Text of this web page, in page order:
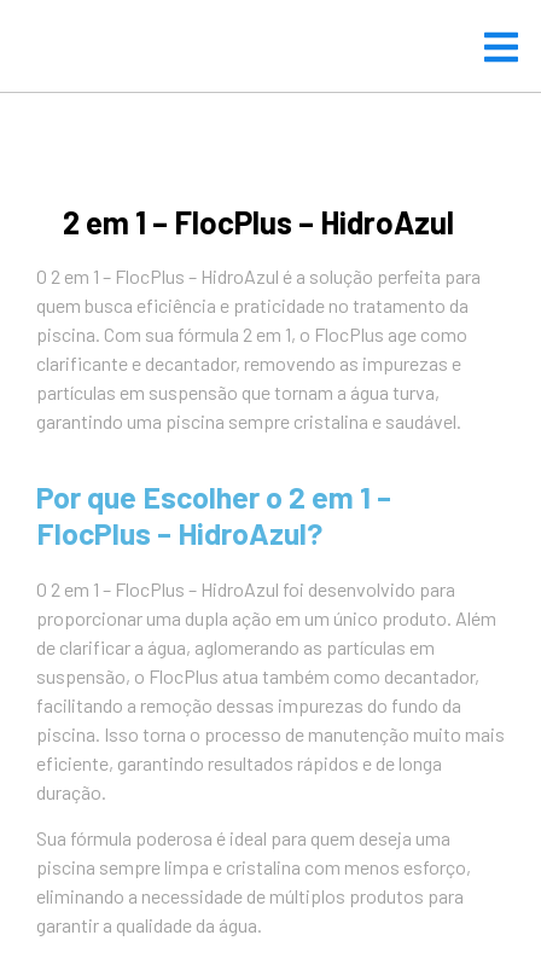
2 em 1 – FlocPlus – HidroAzul
O 2 em 1 – FlocPlus – HidroAzul é a solução perfeita para
quem busca eficiência e praticidade no tratamento da
piscina. Com sua fórmula 2 em 1, o FlocPlus age como
clarificante e decantador, removendo as impurezas e
partículas em suspensão que tornam a água turva,
garantindo uma piscina sempre cristalina e saudável.
Por que Escolher o 2 em 1 –
FlocPlus – HidroAzul?
O 2 em 1 – FlocPlus – HidroAzul foi desenvolvido para
proporcionar uma dupla ação em um único produto. Além
de clarificar a água, aglomerando as partículas em
suspensão, o FlocPlus atua também como decantador,
facilitando a remoção dessas impurezas do fundo da
piscina. Isso torna o processo de manutenção muito mais
eficiente, garantindo resultados rápidos e de longa
duração.
Sua fórmula poderosa é ideal para quem deseja uma
piscina sempre limpa e cristalina com menos esforço,
eliminando a necessidade de múltiplos produtos para
garantir a qualidade da água.